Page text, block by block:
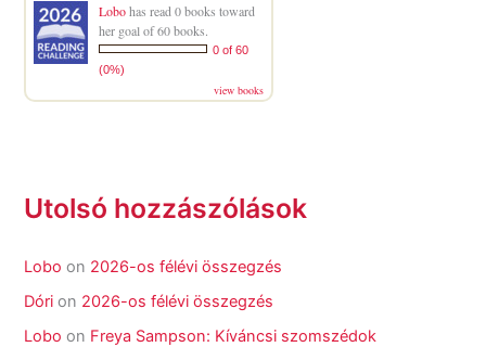
Lobohas read 0 books toward
her goal of 60 books.
0 of 60
(0%)
view books
Utolsó hozzászólások
Lobo on 2026-os félévi összegzés
Dóri on 2026-os félévi összegzés
Lobo on Freya Sampson: Kíváncsi szomszédok